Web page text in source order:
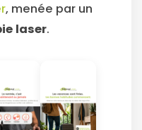
, menée par un
laser.